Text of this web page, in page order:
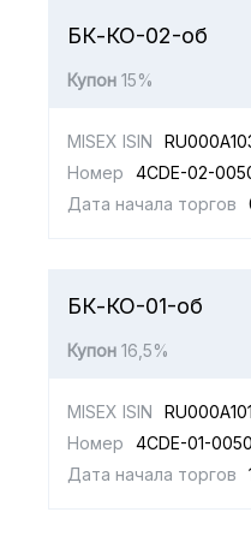
БК-КО-02-об
Купон 15%
MISEX ISIN
Номер
4CDE-02-
Дата начала торгов
БК-КО-01-об
Купон 16,5%
MISEX ISIN
Номер
4CDE-01-
Дата начала торгов